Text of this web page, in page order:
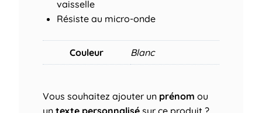
vaisselle
Résiste au micro-onde
Couleur Blanc
Vous souhaitez ajouter un prénom ou